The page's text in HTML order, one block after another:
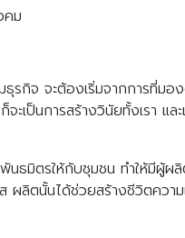
คม
กิจ จะต้องเริ่มจากการที่มอ
ก็จะเป็นการสร้างวินัยทั้งเร
ธมิตรให้กับชุมชน ทำให้มีผู้ผ
ลิตนั้นได้ช่วยสร้างชีวิตควา